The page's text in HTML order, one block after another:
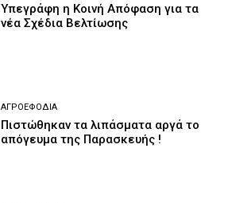
Υπεγράφη η Κοινή Απόφαση για τα
νέα Σχέδια Βελτίωσης
ΑΓΡΟΕΦΌΔΙΑ
Πιστώθηκαν τα λιπάσματα αργά το
απόγευμα της Παρασκευής !